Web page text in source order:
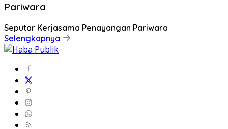
Pariwara
Seputar Kerjasama Penayangan Pariwara
Selengkapnya